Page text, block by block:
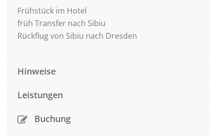
Frühstück im Hotel
früh Transfer nach Sibiu
Rückflug von Sibiu nach Dresden
Hinweise
Leistungen
Buchung